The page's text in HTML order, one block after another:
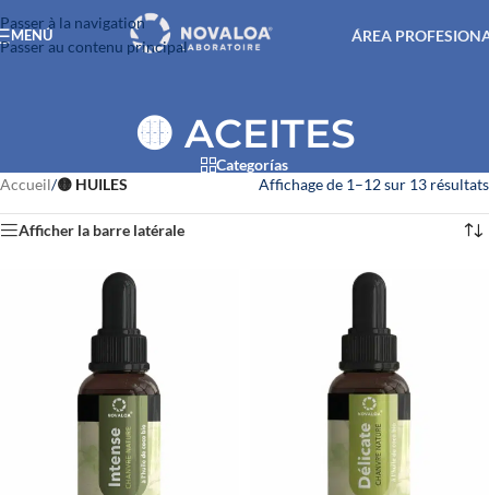
Passer à la navigation
Passer au contenu principal
MENÚ ÁREA
🟡 ACEITES
Categorías
Accueil/🟡 HUILES Affichage de 1–12 sur 13 résultats
Afficher la barre latérale